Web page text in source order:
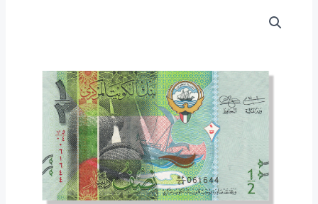
Preisspanne:
€
bis
1.900,00
€
Kuwait
Kuwait
Country
Online
Quantität